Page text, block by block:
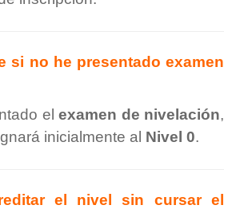
si no he presentado examen
elexamen de nivelación,
inicialmente al Nivel 0.
el nivel sin cursar el